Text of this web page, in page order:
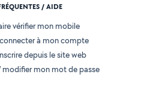
/ AIDE
vérifier mon mobile
à mon compte
depuis le site web
mon mot de passe